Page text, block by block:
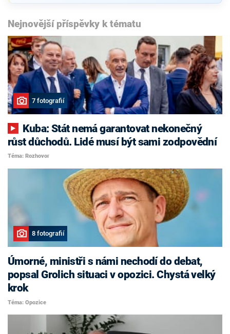
Nejnovější příspěvky k tématu
7 fotografií
růst důchodů. Lidé musí být sami zodpovědní
Téma: Rozhovor
8 fotografií
Úmorné, ministři s námi nechodí do debat,
popsal Grolich situaci v opozici. Chystá velký
krok
Téma: Opozice